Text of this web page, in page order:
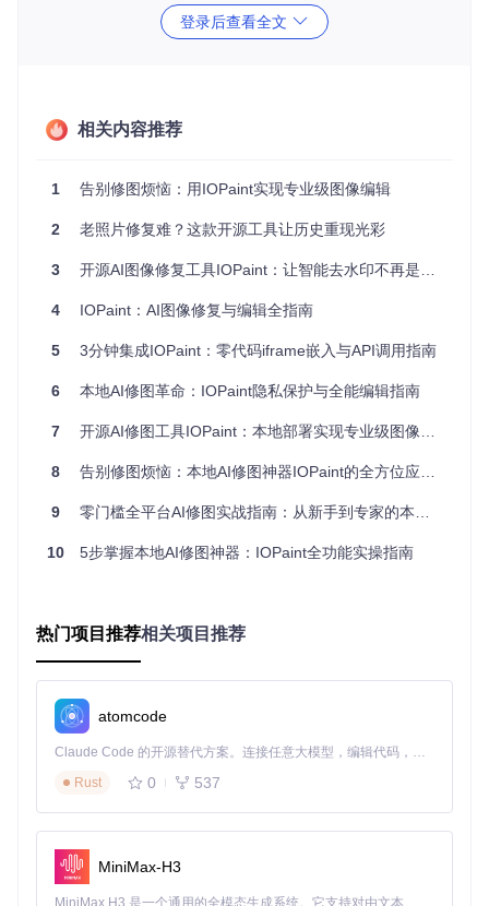
耗时费力。此外，对于新手用户来说，专业的图像编辑软件通
常学习曲线陡峭，难以快速掌握。
主方案：物体移除与图像修复
cd IOPaint
[图形界面] 步骤4：打开需要编辑的图片，使用画笔工具标记
当需要处理大量图片时，可以使用IOPaint提供的命令行工具
进行批量处理：
[终端操作] 步骤1：使用以下命令进行批量物体移除
⚠️注意：批量处理前，请确保所有输入图片的尺寸和格式一
登录后查看全文
相关内容推荐
1 告别修图烦恼：用IOPaint实现专业级图像编辑
2 老照片修复难？这款开源工具让历史重现光彩
3 开源AI图像修复工具IOPaint：让智能去水印不再是难题
4 IOPaint：AI图像修复与编辑全指南
5 3分钟集成IOPaint：零代码iframe嵌入与API调用指南
6 本地AI修图革命：IOPaint隐私保护与全能编辑指南
7 开源AI修图工具IOPaint：本地部署实现专业级图像编辑
8 告别修图烦恼：本地AI修图神器IOPaint的全方位应用指南
9 零门槛全平台AI修图实战指南：从新手到专家的本地部署解决方案
10 5步掌握本地AI修图神器：IOPaint全功能实操指南
热门项目推荐相关项目推荐
atomcode
Claude Code 的开源替代方案。连接任意大模型，编辑代码，运行命令，自动验证 — 全自动执行。用 Rust 构建，极致性能。 ｜ An open-source alternative to Claude Code. Connect any LLM, edit code, run commands, and verify changes — autonomously. Built in Rust for speed. Get Started
Rust
0 537
MiniMax-H3
MiniMax H3 是一个通用的全模态生成系统。它支持对由文本、图像、视频和音频组成的多模态上下文进行统一理解，并能生成分辨率高达 2K、时长可达 15 秒的带原生立体声音频的视频。得益于面向任务泛化的系统设计，H3 在预训练阶段就已具备广泛的多模态上下文理解与生成能力，能够出色地执行复杂的多模态指令。